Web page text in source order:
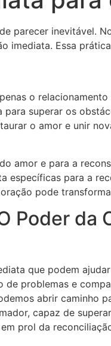
parecer inevitável.
imediata. Essa
o
superar os
o amor e unir
amor e para a
específicas para a
pode
Poder da
que podem
problemas e
abrir caminho
capaz de
prol da